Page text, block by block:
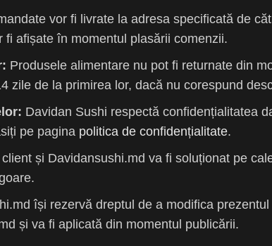
vor fi livrate la adresa specificată de
fi afișate în momentul plasării comenzii.
Produsele alimentare nu pot fi returnate din
zile de la primirea lor, dacă nu corespund
Davidan Sushi respectă confidențialitatea
pe pagina politica de confidențialitate.
și Davidansushi.md va fi soluționat pe
își rezervă dreptul de a modifica
și va fi aplicată din momentul publicării.